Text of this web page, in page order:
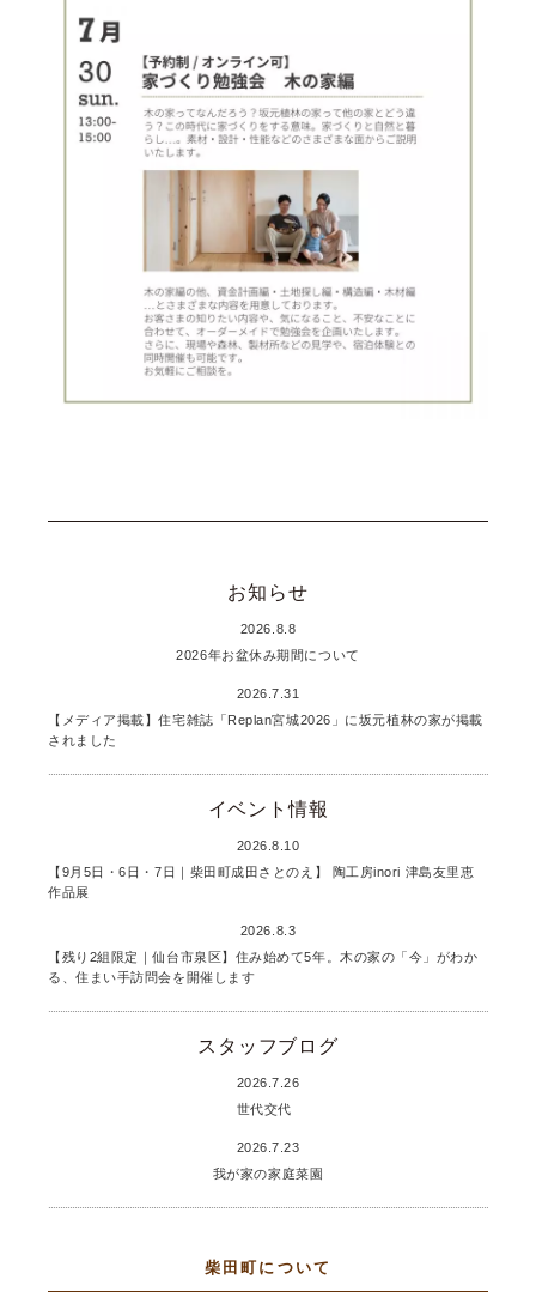
お知らせ
2026.8.8
2026年お盆休み期間について
2026.7.31
【メディア掲載】住宅雑誌「Replan宮城2026」に坂元植林の家が掲載
されました
イベント情報
2026.8.10
【9月5日・6日・7日｜柴田町成田さとのえ】 陶工房inori 津島友里恵
作品展
2026.8.3
【残り2組限定｜仙台市泉区】住み始めて5年。木の家の「今」がわか
る、住まい手訪問会を開催します
スタッフブログ
2026.7.26
世代交代
2026.7.23
我が家の家庭菜園
柴田町について